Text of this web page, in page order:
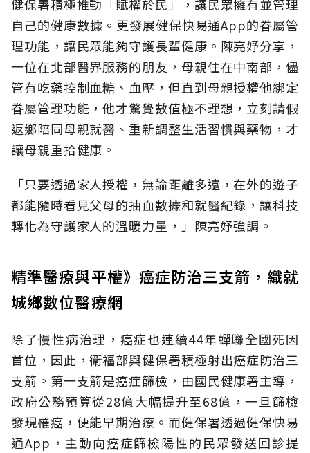
健保署積極推動「賦權於民」，讓民眾擁有並管理
自己的健康數據。更發展健保快易通App的眷屬管
理功能，讓民眾能夠守護長輩健康。陳亮妤分享，
一位在北部醫界服務的朋友，母親住在中南部，儘
管有吃藥控制血糖、血壓，但直到母親授權他綁定
眷屬管理功能，他才驚覺數值極不理想，立刻請假
返鄉陪同母親就醫、重新調整生活習慣與藥物，才
讓母親重拾健康。
「只要透過家人授權，無論距離多遠，在外的遊子
都能隨時看見父母的抽血數據和就醫紀錄，讓科技
轉化為守護家人的溫暖力量，」陳亮妤強調。
精準醫療與平權》癌症防治三支箭，織就
城鄉數位醫療網
除了慢性病治理，癌症也連續44年蟬聯全國死因
首位，因此，衛福部與健保署積極射出癌症防治三
支箭。第一支箭是癌症篩檢，由國民健康署主導，
政府公務預算從28億大幅提升至68億，一旦篩檢
發現罹癌，便能早期治療。而健保署透過健保快易
通App，主動向癌症篩檢陽性的民眾發送回診提